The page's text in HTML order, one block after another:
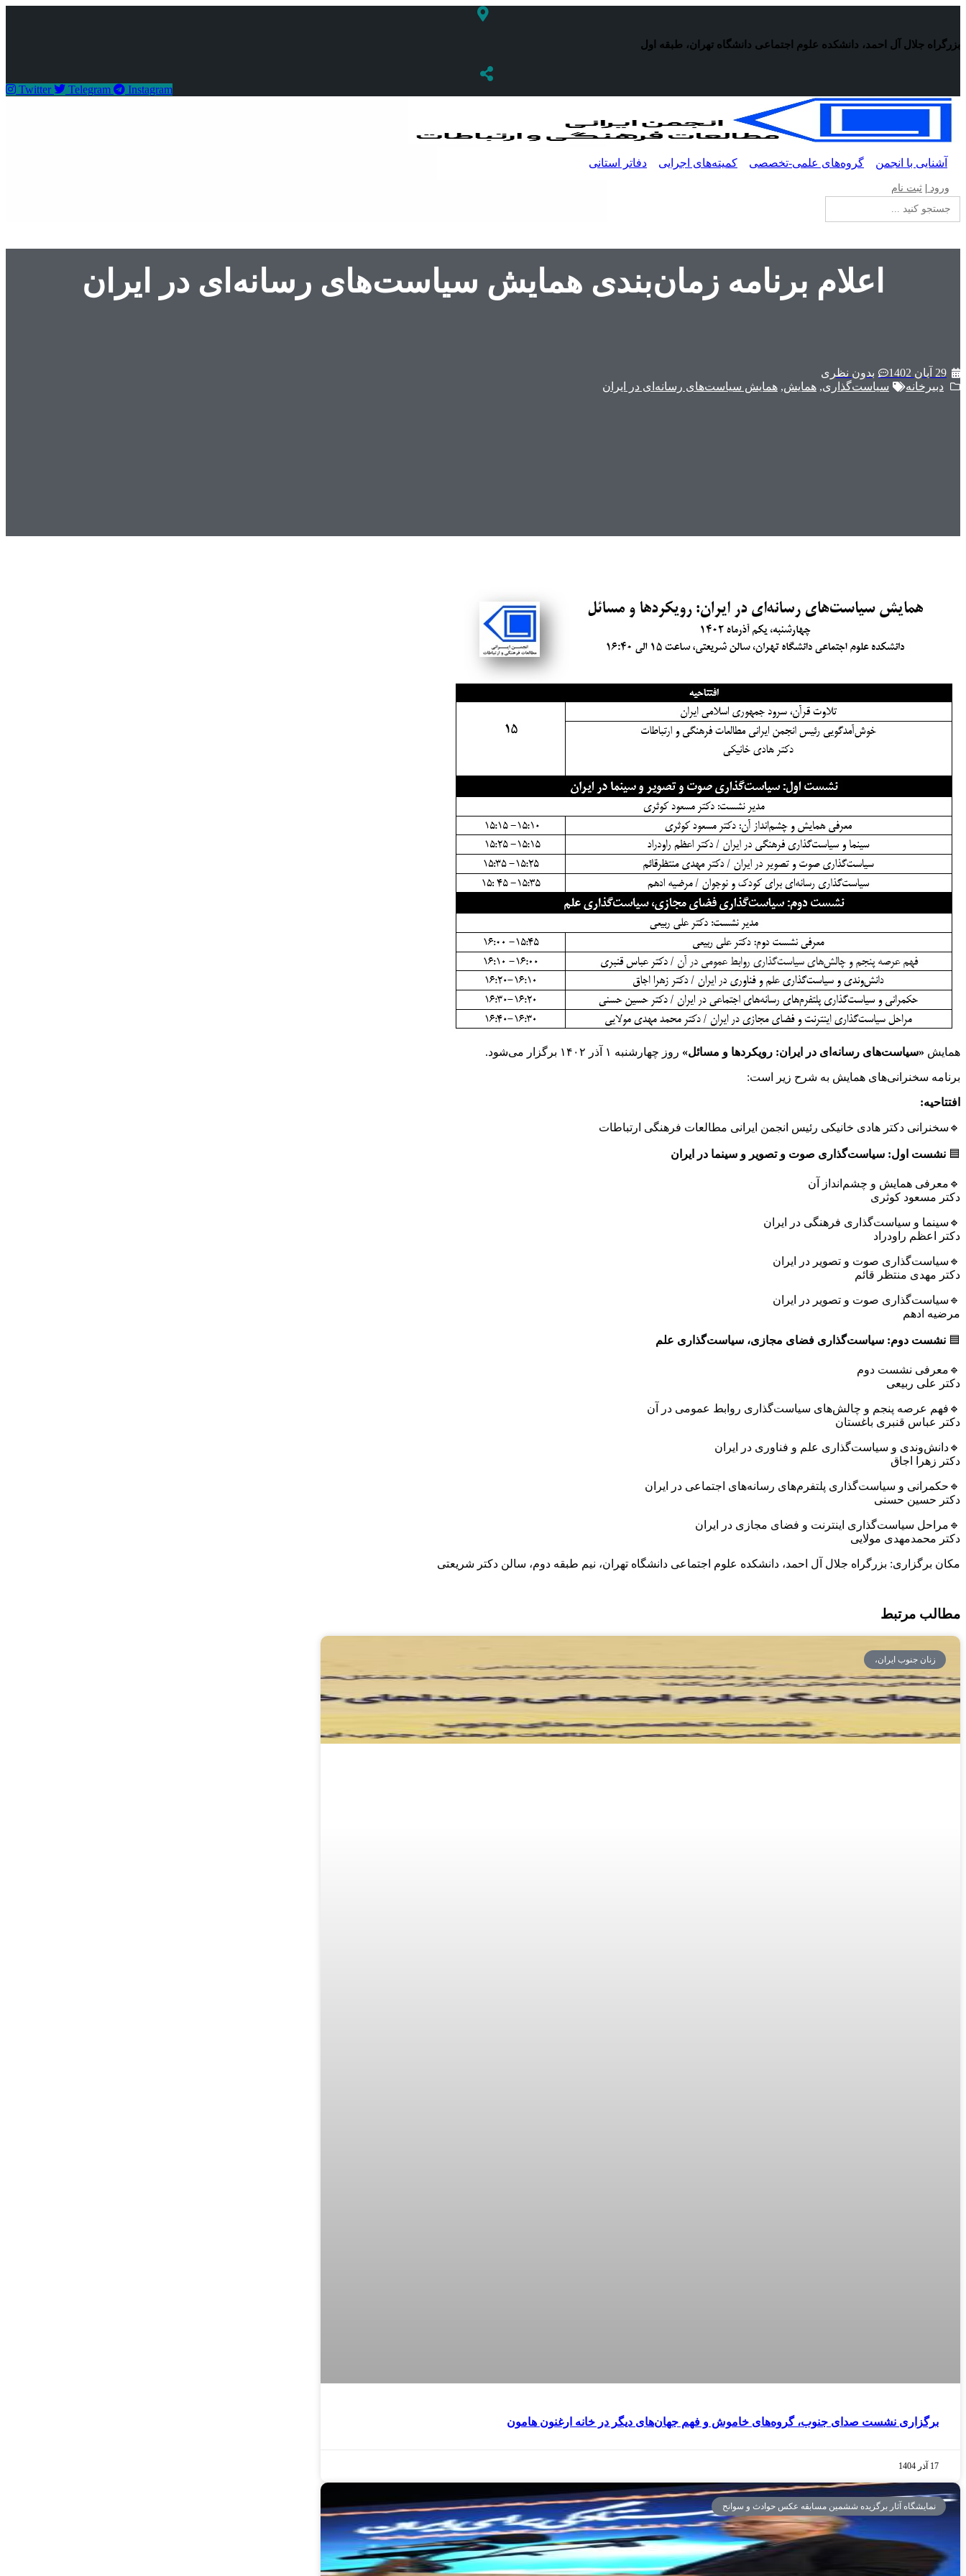
محتوا
بزرگراه جلال آل احمد، دانشکده علوم اجتماعی دانشگاه تهران، طبقه اول
Twitter Telegram Instagram
آشنایی با انجمن گروه‌های علمی-تخصصی کمیته‌های اجرایی دفاتر استانی
ورود ثبت نام
جستجو
برای:
اعلام برنامه زمان‌بندی همایش سیاست‌های رسانه‌ای در ایران
29 آبان 1402
بدون نظری
دبیرخانه
سیاست‌گذاری, همایش, همایش سیاست‌های رسانه‌ای در ایران
همایش «سیاست‌های رسانه‌ای در ایران: رویکردها و مسائل» روز چهارشنبه ۱ آذر ۱۴۰۲ برگزار می‌شود.
برنامه سخنرانی‌های همایش به شرح زیر است:
افتتاحیه:
🔹سخنرانی دکتر هادی خانیکی رئیس انجمن ایرانی مطالعات فرهنگی ارتباطات
🟦 نشست اول: سیاست‌گذاری صوت و تصویر و سینما در ایران
🔹معرفی همایش و چشم‌انداز آن
دکتر مسعود کوثری
🔹سینما و سیاست‌گذاری فرهنگی در ایران
دکتر اعظم راودراد
🔹سیاست‌گذاری صوت و تصویر در ایران
دکتر مهدی منتظر قائم
🔹سیاست‌گذاری صوت و تصویر در ایران
مرضیه ادهم
🟦 نشست دوم: سیاست‌گذاری فضای مجازی، سیاست‌گذاری علم
🔹معرفی نشست دوم
دکتر علی ربیعی
🔹فهم عرصه پنجم و چالش‌های سیاست‌گذاری روابط عمومی در آن
دکتر عباس قنبری باغستان
🔹دانش‌وندی و سیاست‌گذاری علم و فناوری در ایران
دکتر زهرا اجاق
🔹حکمرانی و سیاست‌گذاری پلتفرم‌های رسانه‌های اجتماعی در ایران
دکتر حسین حسنی
🔹مراحل سیاست‌گذاری اینترنت و فضای مجازی در ایران
دکتر محمدمهدی مولایی
مکان برگزاری: بزرگراه جلال آل احمد، دانشکده علوم اجتماعی دانشگاه تهران، نیم طبقه دوم، سالن دکتر شریعتی
مطالب مرتبط
زنان جنوب ایران،
برگزاری نشست صدای جنوب، گروه‌های خاموش و فهم جهان‌های دیگر در خانه ارغنون هامون
17 آذر 1404
نمایشگاه آثار برگزیده ششمین مسابقه عکس حوادث و سوانح